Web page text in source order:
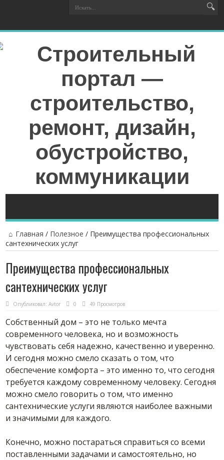
Главная / Полезное / Преимущества профессиональных
сантехнических услуг
Преимущества профессиональных
сантехнических услуг
Опубликовал:Avtor 0 49 Просмотров
Собственный дом – это не только мечта
современного человека, но и возможность
чувствовать себя надежно, качественно и уверенно.
И сегодня можно смело сказать о том, что
обеспечение комфорта – это именно то, что сегодня
требуется каждому современному человеку. Сегодня
можно смело говорить о том, что именно
сантехнические услуги являются наиболее важными
и значимыми для каждого.
Конечно, можно постараться справиться со всеми
поставленными задачами и самостоятельно, но